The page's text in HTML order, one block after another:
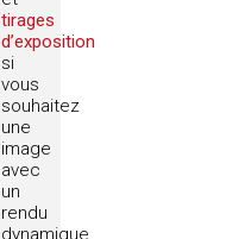
tirages
d’exposition
si
vous
souhaitez
une
image
avec
un
rendu
dynamique